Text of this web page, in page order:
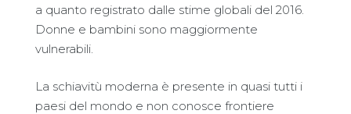
a quanto registrato dalle stime globali del 2016.
Donne e bambini sono maggiormente
vulnerabili.
La schiavitù moderna è presente in quasi tutti i
paesi del mondo e non conosce frontiere